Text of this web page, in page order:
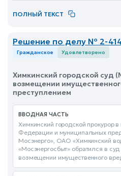
ПОЛНЫЙ ТЕКСТ
Решение по делу № 2-
Гражданское Удовлетворено
Химкинский городской суд
возмещении
преступлением
ВВОДНАЯ ЧАСТЬ
Химкинский городской прокурор в
Федерации и муниципальных
Мосэнерго», ОАО «Химкинский
«Мосэнергосбыт» обратился в
возмещении имущественного